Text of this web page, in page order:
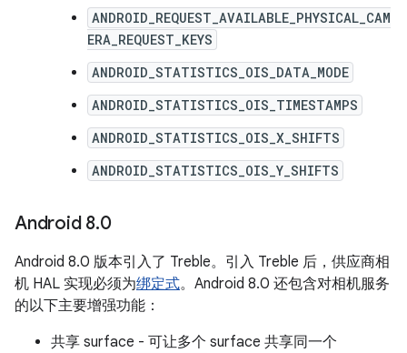
ANDROID_REQUEST_AVAILABLE_PHYSICAL_CAM
ERA_REQUEST_KEYS
ANDROID_STATISTICS_OIS_DATA_MODE
ANDROID_STATISTICS_OIS_TIMESTAMPS
ANDROID_STATISTICS_OIS_X_SHIFTS
ANDROID_STATISTICS_OIS_Y_SHIFTS
Android 8.0
Android 8.0 版本引入了 Treble。引入 Treble 后，供应商相
机 HAL 实现必须为绑定式。Android 8.0 还包含对相机服务
的以下主要增强功能：
共享 surface - 可让多个 surface 共享同一个